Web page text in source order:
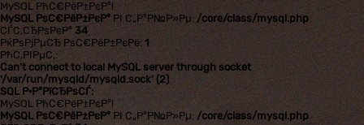
MySQL РћС€РёР±РєР°!
MySQL РѕС€РёР±РєР° РІ С„Р°Р№Р»Рµ: /core/class/mysql.php
СЃС‚СЂРѕРєР° 34
РќРѕРјРµСЂ РѕС€РёР±РєРё: 1
РћС‚РІРµС‚:
Can't connect to local MySQL server through socket
'/var/run/mysqld/mysqld.sock' (2)
SQL Р·Р°РїСЂРѕСЃ:
MySQL РћС€РёР±РєР°!
MySQL РѕС€РёР±РєР° РІ С„Р°Р№Р»Рµ: /core/class/mysql.php